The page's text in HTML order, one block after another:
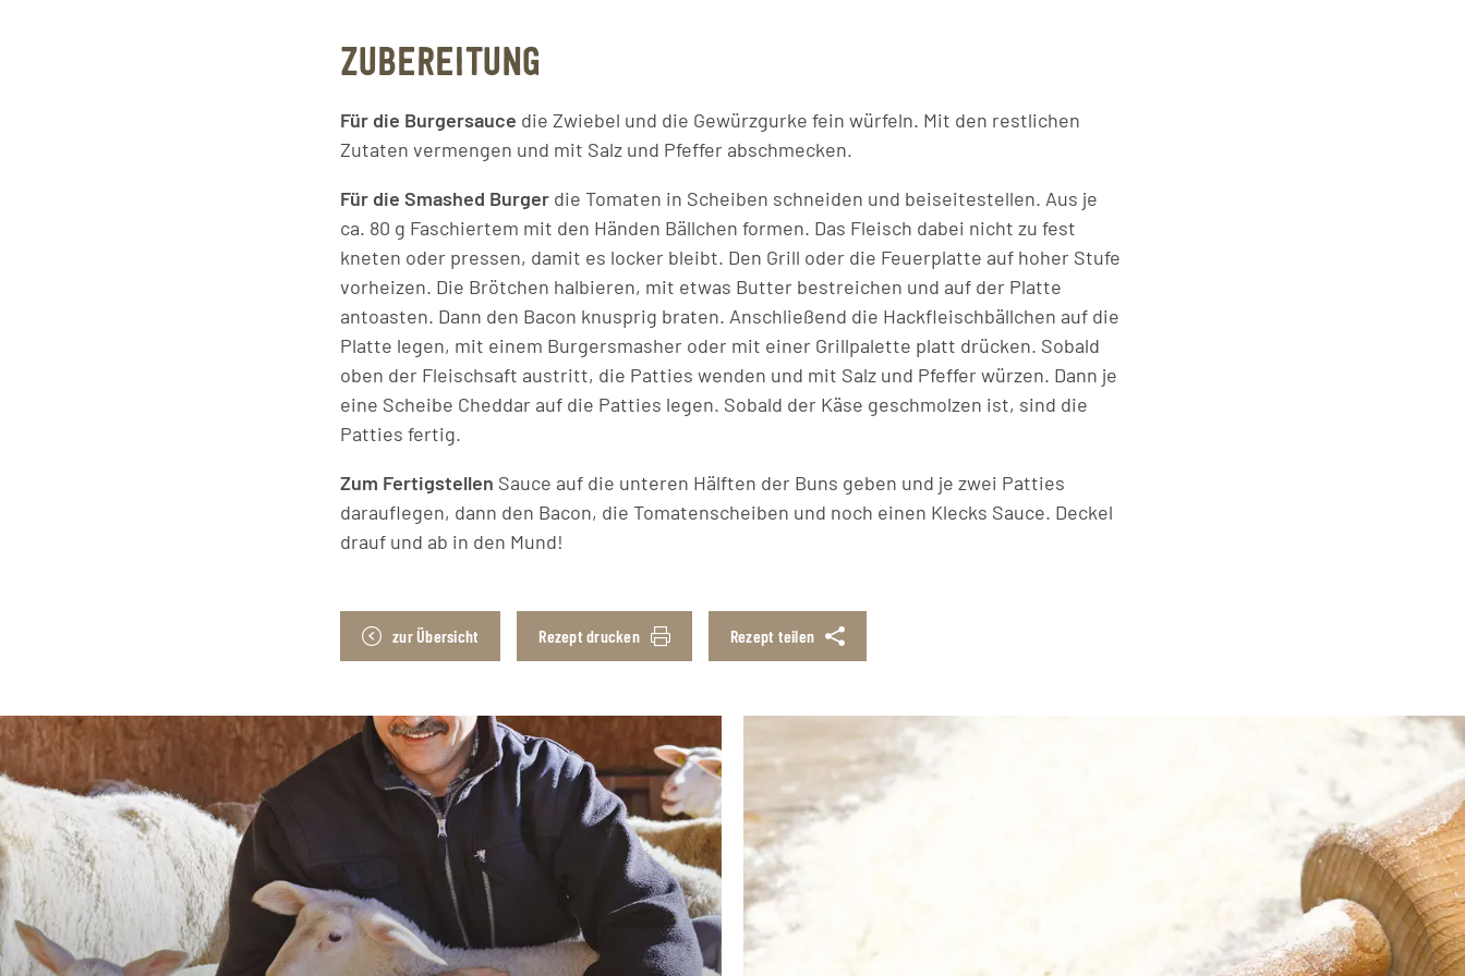
ZUBEREITUNG
Für die Burgersauce die Zwiebel und die Gewürzgurke fein würfeln. Mit den restlichen
Zutaten vermengen und mit Salz und Pfeffer abschmecken.
Für die Smashed Burger die Tomaten in Scheiben schneiden und beiseitestellen. Aus je
ca. 80 g Faschiertem mit den Händen Bällchen formen. Das Fleisch dabei nicht zu fest
kneten oder pressen, damit es locker bleibt. Den Grill oder die Feuerplatte auf hoher Stufe
vorheizen. Die Brötchen halbieren, mit etwas Butter bestreichen und auf der Platte
antoasten. Dann den Bacon knusprig braten. Anschließend die Hackfleischbällchen auf die
Platte legen, mit einem Burgersmasher oder mit einer Grillpalette platt drücken. Sobald
oben der Fleischsaft austritt, die Patties wenden und mit Salz und Pfeffer würzen. Dann je
eine Scheibe Cheddar auf die Patties legen. Sobald der Käse geschmolzen ist, sind die
Patties fertig.
Zum Fertigstellen Sauce auf die unteren Hälften der Buns geben und je zwei Patties
darauflegen, dann den Bacon, die Tomatenscheiben und noch einen Klecks Sauce. Deckel
drauf und ab in den Mund!
zur Übersicht Rezept drucken Rezept teilen